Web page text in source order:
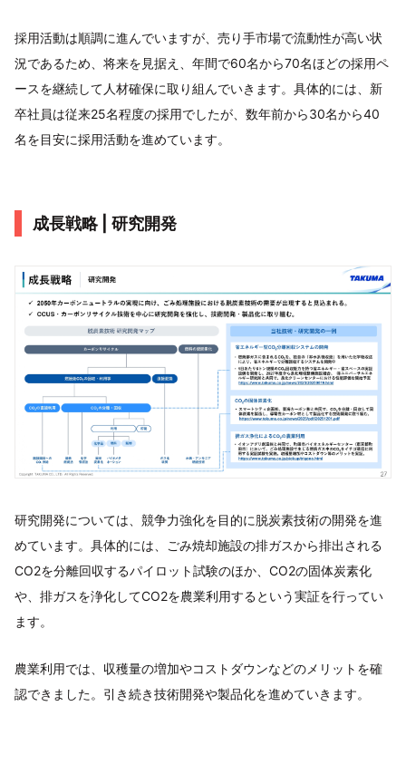
採用活動は順調に進んでいますが、売り手市場で流動性が高い状
況であるため、将来を見据え、年間で60名から70名ほどの採用ペ
ースを継続して人材確保に取り組んでいきます。具体的には、新
卒社員は従来25名程度の採用でしたが、数年前から30名から40
名を目安に採用活動を進めています。
成長戦略 | 研究開発
研究開発については、競争力強化を目的に脱炭素技術の開発を進
めています。具体的には、ごみ焼却施設の排ガスから排出される
CO2を分離回収するパイロット試験のほか、CO2の固体炭素化
や、排ガスを浄化してCO2を農業利用するという実証を行ってい
ます。
農業利用では、収穫量の増加やコストダウンなどのメリットを確
認できました。引き続き技術開発や製品化を進めていきます。